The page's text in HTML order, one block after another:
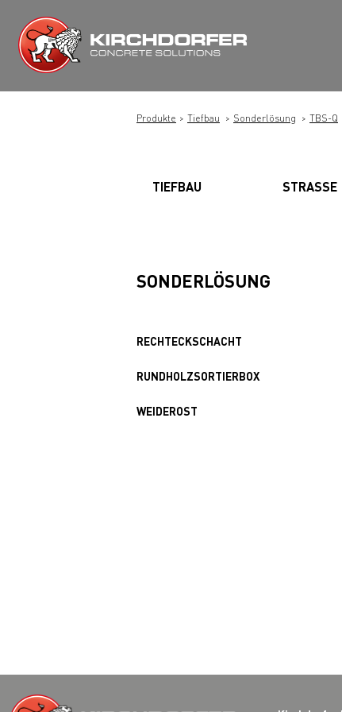
Inhalt
springen
Produkte Tiefbau Sonderlösung TBS-Q
TIEFBAU STRASSE
SONDERLÖSUNG
RECHTECKSCHACHT
RUNDHOLZSORTIERBOX
WEIDEROST